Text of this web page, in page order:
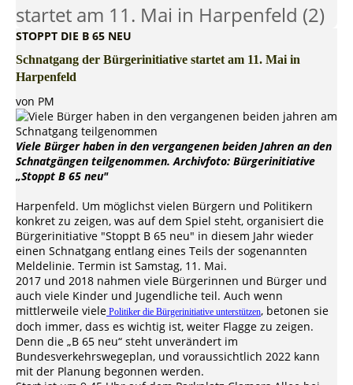
startet am 11. Mai in Harpenfeld (2)
STOPPT DIE B 65 NEU
Schnatgang der Bürgerinitiative startet am 11. Mai in
Harpenfeld
von PM
Viele Bürger haben in den vergangenen beiden Jahren an den
Schnatgängen teilgenommen. Archivfoto: Bürgerinitiative
„Stoppt B 65 neu"
Harpenfeld. Um möglichst vielen Bürgern und Politikern
konkret zu zeigen, was auf dem Spiel steht, organisiert die
Bürgerinitiative "Stoppt B 65 neu" in diesem Jahr wieder
einen Schnatgang entlang eines Teils der sogenannten
Meldelinie. Termin ist Samstag, 11. Mai.
2017 und 2018 nahmen viele Bürgerinnen und Bürger und
auch viele Kinder und Jugendliche teil. Auch wenn
mittlerweile viele Politiker die Bürgerinitiative unterstützen, betonen sie
doch immer, dass es wichtig ist, weiter Flagge zu zeigen.
Denn die „B 65 neu“ steht unverändert im
Bundesverkehrswegeplan, und voraussichtlich 2022 kann
mit der Planung begonnen werden.